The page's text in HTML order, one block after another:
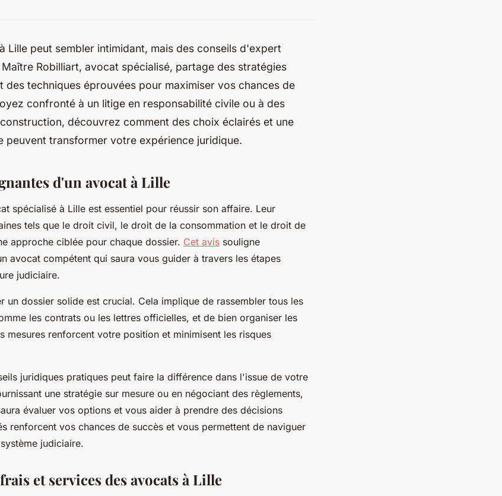
Lille peut sembler intimidant, mais des conseils d'expert
Robilliart, avocat spécialisé, partage des stratégies
des techniques éprouvées pour maximiser vos chances de
confronté à un litige en responsabilité civile ou à des
découvrez comment des choix éclairés et une
peuvent transformer votre expérience juridique.
d'un avocat à Lille
spécialisé à Lille est essentiel pour réussir son affaire. Leur
tels que le droit civil, le droit de la consommation et le droit de
approche ciblée pour chaque dossier. Cet avis souligne
avocat compétent qui saura vous guider à travers les étapes
judiciaire.
un dossier solide est crucial. Cela implique de rassembler tous les
les contrats ou les lettres officielles, et de bien organiser les
mesures renforcent votre position et minimisent les risques
juridiques pratiques peut faire la différence dans l'issue de votre
une stratégie sur mesure ou en négociant des règlements,
évaluer vos options et vous aider à prendre des décisions
renforcent vos chances de succès et vous permettent de naviguer
judiciaire.
et services des avocats à Lille